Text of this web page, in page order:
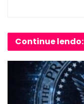
Continue lendo: